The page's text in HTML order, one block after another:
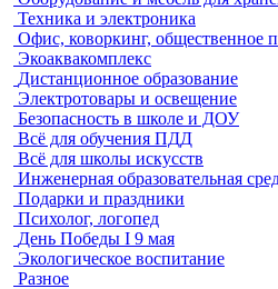
Техника и электроника
Офис, коворкинг, общественное
Экоаквакомплекс
Дистанционное образование
Электротовары и освещение
Безопасность в школе и ДОУ
Всё для обучения ПДД
Всё для школы искусств
Инженерная образовательная
Подарки и праздники
Психолог, логопед
День Победы I 9 мая
Экологическое воспитание
Разное